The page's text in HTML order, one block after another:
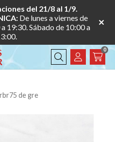
del 21/8 al 1/9.
De lunes a viernes de
19:30. Sábado de 10:00 a
Buscar
0
de gre